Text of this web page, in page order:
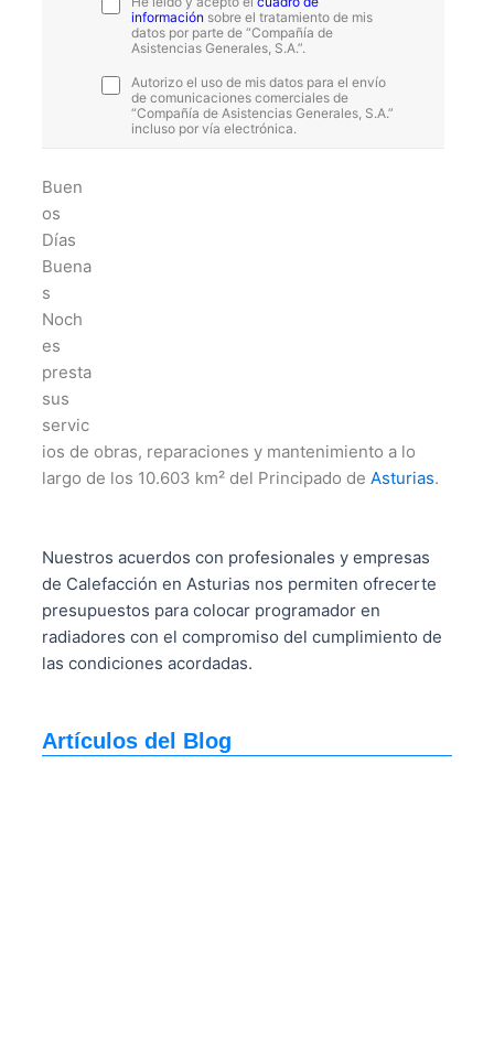
información sobre el tratamiento de mis
datos por parte de “Compañía de
Asistencias Generales, S.A.”.
Autorizo el uso de mis datos para el envío
de comunicaciones comerciales de
“Compañía de Asistencias Generales, S.A.”
incluso por vía electrónica.
Buen
os
Días
Buena
s
Noch
es
presta
sus
servic
ios de obras, reparaciones y mantenimiento a lo
largo de los 10.603 km² del Principado de Asturias.
Nuestros acuerdos con profesionales y empresas
de Calefacción en Asturias nos permiten ofrecerte
presupuestos para colocar programador en
radiadores con el compromiso del cumplimiento de
las condiciones acordadas.
Artículos del Blog